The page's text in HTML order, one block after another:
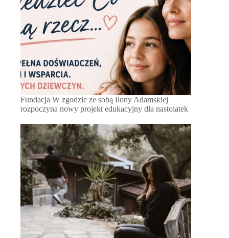
Fundacja W zgodzie ze sobą Ilony Adamskiej
rozpoczyna nowy projekt edukacyjny dla nastolatek